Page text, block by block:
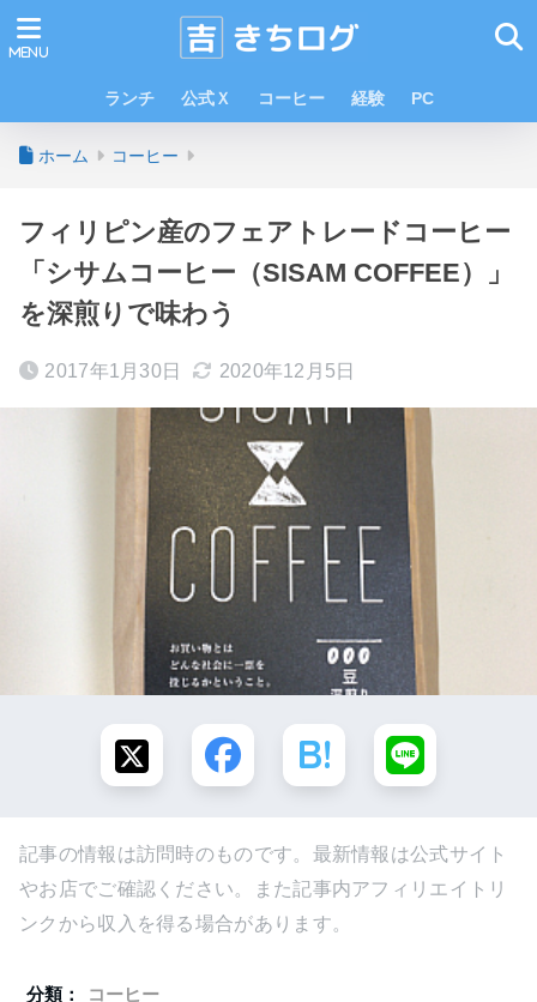
ランチ 公式Ｘ コーヒー 経験 PC
ホーム コーヒー
フィリピン産のフェアトレードコーヒー
「シサムコーヒー（SISAM COFFEE）」
を深煎りで味わう
2017年1月30日 2020年12月5日
記事の情報は訪問時のものです。最新情報は公式サイト
やお店でご確認ください。また記事内アフィリエイトリ
ンクから収入を得る場合があります。
分類： コーヒー